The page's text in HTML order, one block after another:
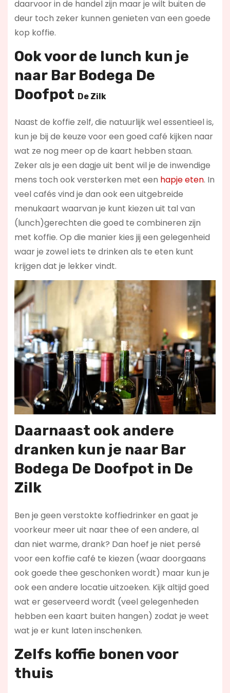
daarvoor in de handel zijn maar je wilt buiten de
deur toch zeker kunnen genieten van een goede
kop koffie.
Ook voor de lunch kun je
naar Bar Bodega De
Doofpot De Zilk
Naast de koffie zelf, die natuurlijk wel essentieel is,
kun je bij de keuze voor een goed café kijken naar
wat ze nog meer op de kaart hebben staan.
Zeker als je een dagje uit bent wil je de inwendige
mens toch ook versterken met een hapje eten. In
veel cafés vind je dan ook een uitgebreide
menukaart waarvan je kunt kiezen uit tal van
(lunch)gerechten die goed te combineren zijn
met koffie. Op die manier kies jij een gelegenheid
waar je zowel iets te drinken als te eten kunt
krijgen dat je lekker vindt.
Daarnaast ook andere
dranken kun je naar Bar
Bodega De Doofpot in De
Zilk
Ben je geen verstokte koffiedrinker en gaat je
voorkeur meer uit naar thee of een andere, al
dan niet warme, drank? Dan hoef je niet persé
voor een koffie café te kiezen (waar doorgaans
ook goede thee geschonken wordt) maar kun je
ook een andere locatie uitzoeken. Kijk altijd goed
wat er geserveerd wordt (veel gelegenheden
hebben een kaart buiten hangen) zodat je weet
wat je er kunt laten inschenken.
Zelfs koffie bonen voor
thuis